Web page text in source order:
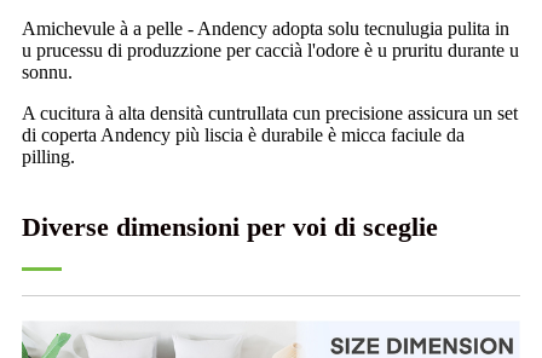
Amichevule à a pelle - Andency adopta solu tecnulugia pulita in
u prucessu di produzzione per caccià l'odore è u pruritu durante u
sonnu.
A cucitura à alta densità cuntrullata cun precisione assicura un set
di coperta Andency più liscia è durabile è micca faciule da
pilling.
Diverse dimensioni per voi di sceglie